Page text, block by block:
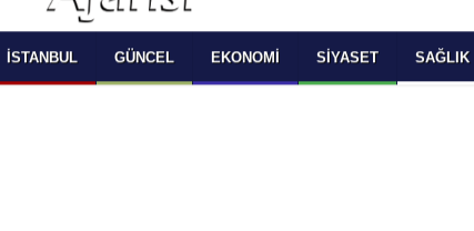
SELECT LANGUAGE YOU WOULD TO READ
OKUMAK İSTEDİĞİNİZ DİLİ SEÇİNİZ
Powered by
Translate
İSTANBUL GÜNCEL EKONOMI SIYASET SAĞLIK